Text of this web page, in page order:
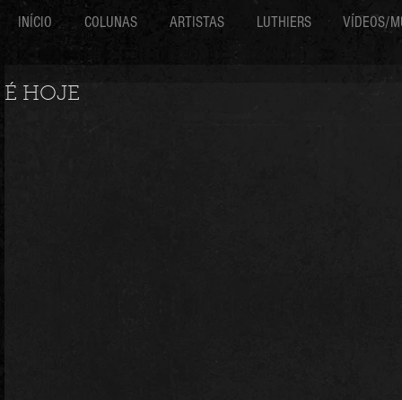
INÍCIO COLUNAS ARTISTAS LUTHIERS VÍDEOS/
É HOJE